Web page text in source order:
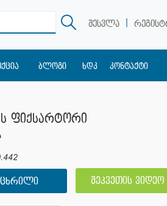
შესვლა |
ბლოგი ხდკ კონტაქტი
ფიქსარტორი
ᲪᲮᲠᲘᲚᲘ შეკვეთის ვიდეო